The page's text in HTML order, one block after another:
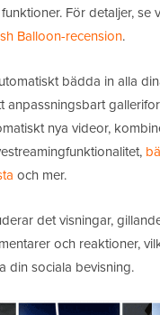
För detaljer, se
Balloon-recension.
bädda in alla
anpassningsbart
nya videor,
och mer.
det visningar,
och reaktioner,
din sociala bevisning.